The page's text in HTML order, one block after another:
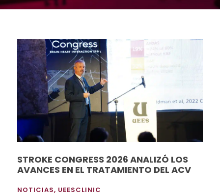
STROKE CONGRESS 2026 ANALIZÓ LOS
AVANCES EN EL TRATAMIENTO DEL ACV
NOTICIAS, UEESCLINIC